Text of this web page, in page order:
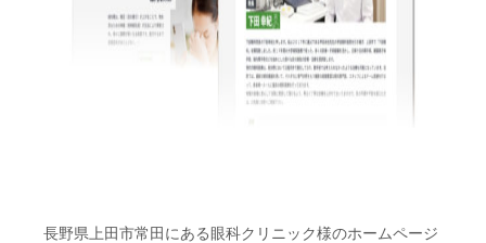
長野県上田市常田にある眼科クリニック様のホームページ